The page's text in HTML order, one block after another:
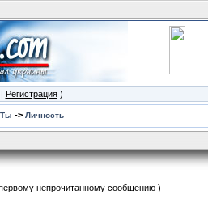
Регистрация)
Ты -> Личность
непрочитанному сообщению)